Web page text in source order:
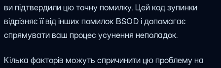
ви підтвердили цю точну помилку. Цей код зупинки
відрізняє її від інших помилок BSOD і допомагає
спрямувати ваш процес усунення неполадок.
Кілька факторів можуть спричинити цю проблему на